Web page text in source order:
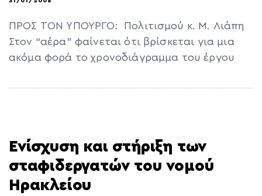
ΠΡΟΣ ΤΟΝ ΥΠΟΥΡΓΟ: Πολιτισμού κ. Μ. Λιάπη
Στον “αέρα” φαίνεται ότι βρίσκεται για μια
ακόμα φορά το χρονοδιάγραμμα του έργου
Ενίσχυση και στήριξη των
σταφιδεργατών του νομού
Ηρακλείου